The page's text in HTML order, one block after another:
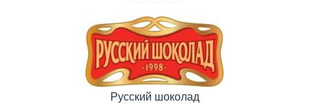
Русский шоколад